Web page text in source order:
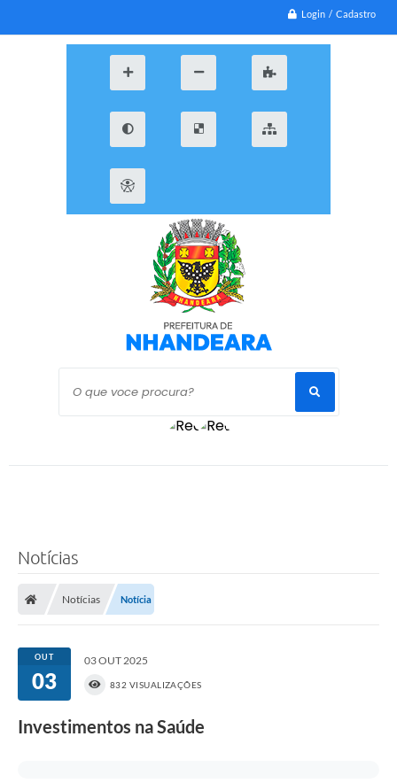
Login / Cadastro
O que voce procura?
Notícias
Notícias Notícia
OUT
03
03 OUT 2025
832 VISUALIZAÇÕES
Investimentos na Saúde